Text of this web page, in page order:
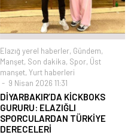
Elazığ yerel haberler, Gündem,
Manşet, Son dakika, Spor, Üst
manşet, Yurt haberleri
9 Nisan 2026 11:31
DİYARBAKIR’DA KİCKBOKS
GURURU: ELAZIĞLI
SPORCULARDAN TÜRKİYE
DERECELERİ